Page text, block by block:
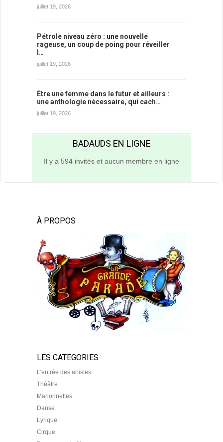
juillet 19, 2026
Pétrole niveau zéro : une nouvelle
rageuse, un coup de poing pour réveiller
l…
juillet 19, 2026
Être une femme dans le futur et ailleurs :
une anthologie nécessaire, qui cach…
juillet 19, 2026
BADAUDS EN LIGNE
Il y a 594 invités et aucun membre en ligne
À PROPOS
LES CATEGORIES
L’entrée des artistes
Théâtre
Marionnettes
Danse
Lyrique
Cirque